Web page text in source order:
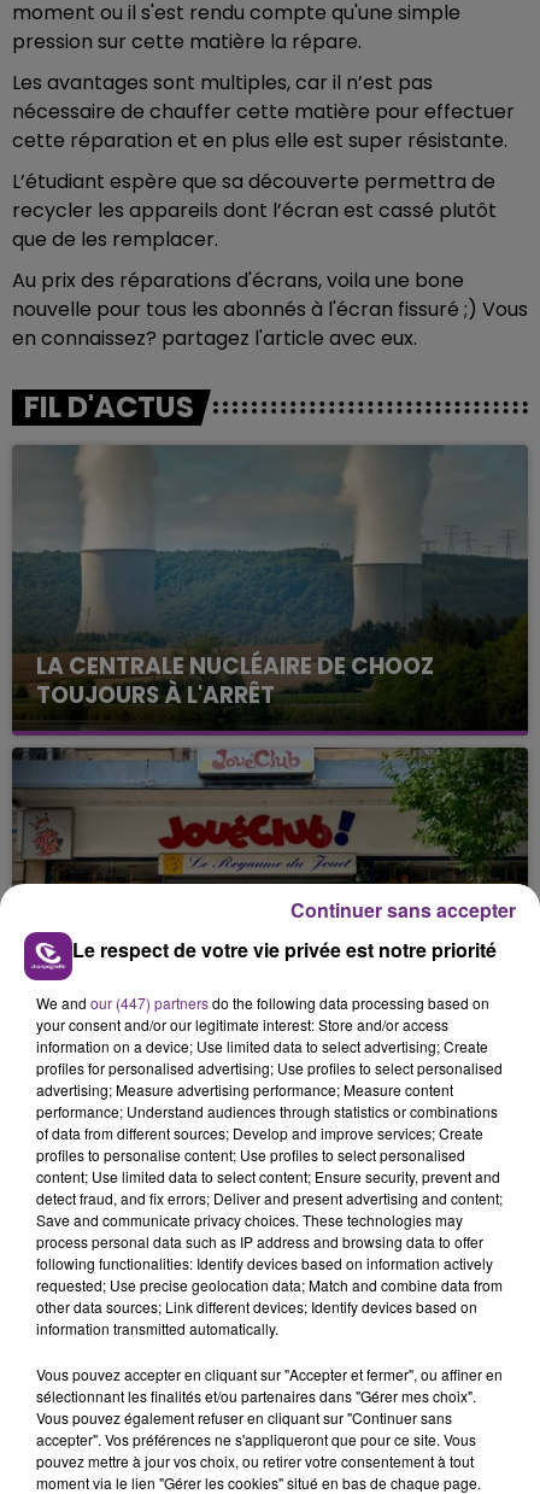
moment ou il s'est rendu compte qu'une simple
pression sur cette matière la répare.
Les avantages sont multiples, car il n’est pas
nécessaire de chauffer cette matière pour effectuer
cette réparation et en plus elle est super résistante.
L’étudiant espère que sa découverte permettra de
recycler les appareils dont l’écran est cassé plutôt
que de les remplacer.
Au prix des réparations d'écrans, voila une bone
nouvelle pour tous les abonnés à l'écran fissuré ;) Vous
en connaissez? partagez l'article avec eux.
FIL D'ACTUS
LA CENTRALE NUCLÉAIRE DE CHOOZ
TOUJOURS À L'ARRÊT
Cela fait déjà une semaine que la centrale
nucléaire ardennaise est à l'arrêt. Une situation
justifiée par la sécheresse intense qui est toujours
présente.
LE MAGASIN JOUÉCLUB DE REIMS FERME
SES PORTES
C'était l'une des institutions du centre-ville
rémois. Le magasin JouéClub est contraint de
fermer ses portes.
TITRES DIFFUSÉS
5h23
5h23
LANA DEL REY
Summertime Sadness
5h19
5h19
ZAHO & MC SOLAAR
Comme Caroline
Le respect de votre vie privée est notre priorité
We and our (447) partnersdo the following data processing based on
your consent and/or our legitimate interest: Store and/or access
information on a device; Use limited data to select advertising; Create
profiles for personalised advertising; Use profiles to select personalised
advertising; Measure advertising performance; Measure content
performance; Understand audiences through statistics or combinations
of data from different sources; Develop and improve services; Create
profiles to personalise content; Use profiles to select personalised
content; Use limited data to select content; Ensure security, prevent and
detect fraud, and fix errors; Deliver and present advertising and content;
Save and communicate privacy choices. These technologies may
process personal data such as IP address and browsing data to offer
following functionalities: Identify devices based on information actively
requested; Use precise geolocation data; Match and combine data from
other data sources; Link different devices; Identify devices based on
information transmitted automatically.
Vous pouvez accepter en cliquant sur "Accepter et fermer", ou affiner en
sélectionnant les finalités et/ou partenaires dans "Gérer mes choix".
Vous pouvez également refuser en cliquant sur "Continuer sans
accepter". Vos préférences ne s'appliqueront que pour ce site. Vous
pouvez mettre à jour vos choix, ou retirer votre consentement à tout
moment via le lien "Gérer les cookies" situé en bas de chaque page.
Continuer sans accepter